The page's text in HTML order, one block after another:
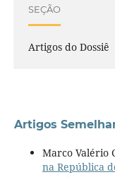
SEÇÃO
Artigos do Dossiê
Artigos
Marco Valério
na República